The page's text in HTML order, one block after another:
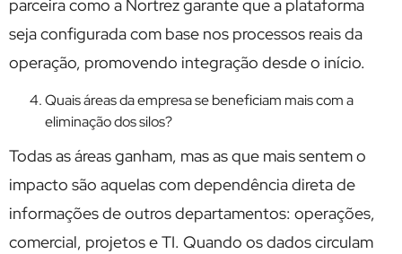
parceira como a Nortrez garante que a plataforma
seja configurada com base nos processos reais da
operação, promovendo integração desde o início.
Quais áreas da empresa se beneficiam mais com a
eliminação dos silos?
Todas as áreas ganham, mas as que mais sentem o
impacto são aquelas com dependência direta de
informações de outros departamentos: operações,
comercial, projetos e TI. Quando os dados circulam